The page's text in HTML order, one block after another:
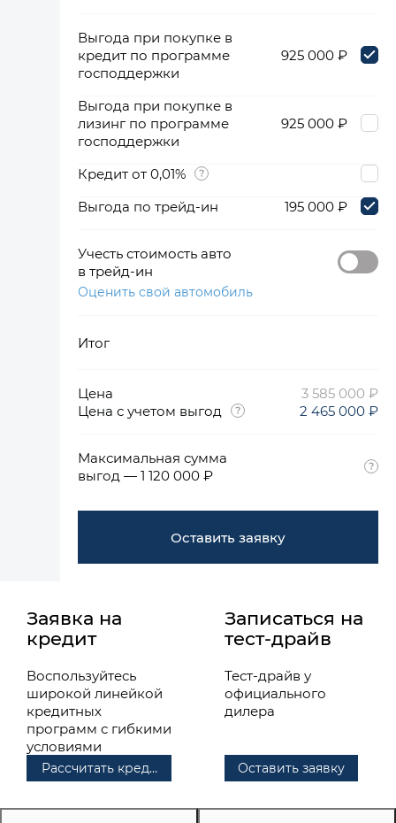
Выгода при покупке в
кредит по программе
господдержки
925 000 ₽
Выгода при покупке в
лизинг по программе
господдержки
925 000 ₽
Кредит от 0,01%
Выгода по трейд-ин
195 000 ₽
Учесть стоимость авто
в трейд-ин
Оценить свой автомобиль
Итог
Цена
3 585 000 ₽
Цена с учетом выгод
2 465 000 ₽
Максимальная сумма
выгод — 1 120 000 ₽
Оставить заявку
Заявка на
кредит
Воспользуйтесь
широкой линейкой
кредитных
программ с гибкими
условиями
Рассчитать кредит
Записаться на
тест-драйв
Тест-драйв у
официального
дилера
Оставить заявку